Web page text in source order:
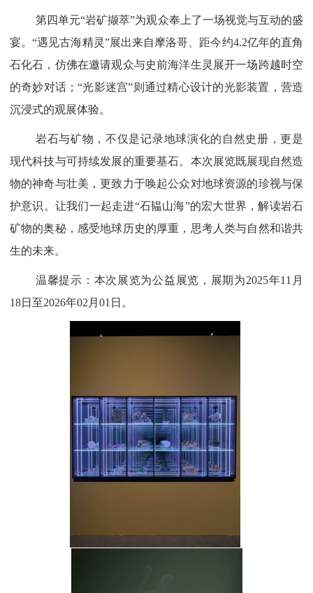
第四单元“岩矿撷萃”为观众奉上了一场视觉与互动的盛
宴。“遇见古海精灵”展出来自摩洛哥、距今约4.2亿年的直角
石化石，仿佛在邀请观众与史前海洋生灵 展开一场跨越时空
的奇妙对话；“光影迷宫”则通过精心设计的光影装置，营造
沉浸式的观展体验。
岩石与矿物，不仅是记录地球演化的自然史册，更是
现代科技与可持续发展的重要基石。本次展览既展现自然造
物的神奇与壮美，更致力于唤起公众对地球资源的珍视与保
护意识。让我们一起走进“石韫山海”的宏大世界，解读岩石
矿物的奥秘，感受地球历史的厚重，思考人类与自然和谐共
生的未来。
温馨提示：本次展览为公益展览，展期为2025年11月
18日至2026年02月01日。